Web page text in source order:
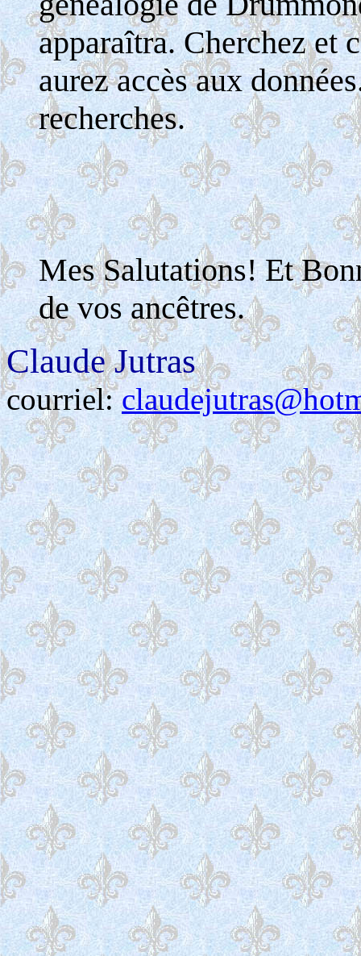
apparaîtra. Cherchez et
aurez accès aux
recherches.
Mes Salutations! Et
de vos ancêtres.
Claude Jutras
courriel: